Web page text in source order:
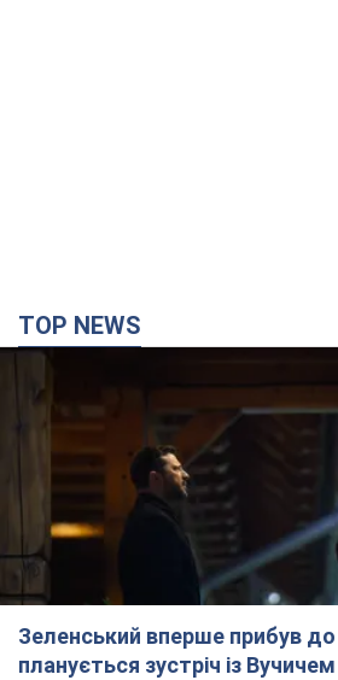
TOP NEWS
Зеленський вперше прибув до
планується зустріч із